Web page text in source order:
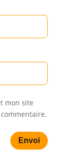
mon site
Envoi